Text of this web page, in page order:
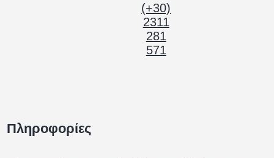
(+30)
2311
281
571
Πληροφορίες